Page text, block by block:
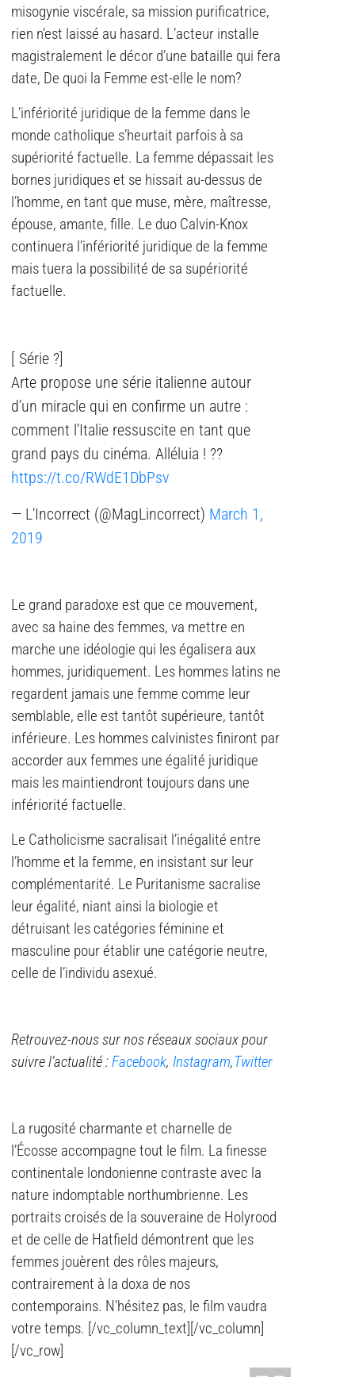
misogynie viscérale, sa mission purificatrice,
rien n’est laissé au hasard. L’acteur installe
magistralement le décor d’une bataille qui fera
date, De quoi la Femme est-elle le nom?
L’infériorité juridique de la femme dans le
monde catholique s’heurtait parfois à sa
supériorité factuelle. La femme dépassait les
bornes juridiques et se hissait au-dessus de
l’homme, en tant que muse, mère, maîtresse,
épouse, amante, fille. Le duo Calvin-Knox
continuera l’infériorité juridique de la femme
mais tuera la possibilité de sa supériorité
factuelle.
[ Série ?]
Arte propose une série italienne autour
d’un miracle qui en confirme un autre :
comment l’Italie ressuscite en tant que
grand pays du cinéma. Alléluia ! ??
https://t.co/RWdE1DbPsv
— L'Incorrect (@MagLincorrect) March 1,
2019
Le grand paradoxe est que ce mouvement,
avec sa haine des femmes, va mettre en
marche une idéologie qui les égalisera aux
hommes, juridiquement. Les hommes latins ne
regardent jamais une femme comme leur
semblable, elle est tantôt supérieure, tantôt
inférieure. Les hommes calvinistes finiront par
accorder aux femmes une égalité juridique
mais les maintiendront toujours dans une
infériorité factuelle.
Le Catholicisme sacralisait l’inégalité entre
l’homme et la femme, en insistant sur leur
complémentarité. Le Puritanisme sacralise
leur égalité, niant ainsi la biologie et
détruisant les catégories féminine et
masculine pour établir une catégorie neutre,
celle de l’individu asexué.
Retrouvez-nous sur nos réseaux sociaux pour
suivre l’actualité :Facebook, Instagram,Twitter
La rugosité charmante et charnelle de
l’Écosse accompagne tout le film. La finesse
continentale londonienne contraste avec la
nature indomptable northumbrienne. Les
portraits croisés de la souveraine de Holyrood
et de celle de Hatfield démontrent que les
femmes jouèrent des rôles majeurs,
contrairement à la doxa de nos
contemporains. N’hésitez pas, le film vaudra
votre temps. [/vc_column_text][/vc_column]
[/vc_row]